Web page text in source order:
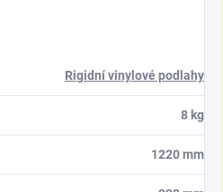
Rigidní vinylové podlahy
8 kg
1220 mm